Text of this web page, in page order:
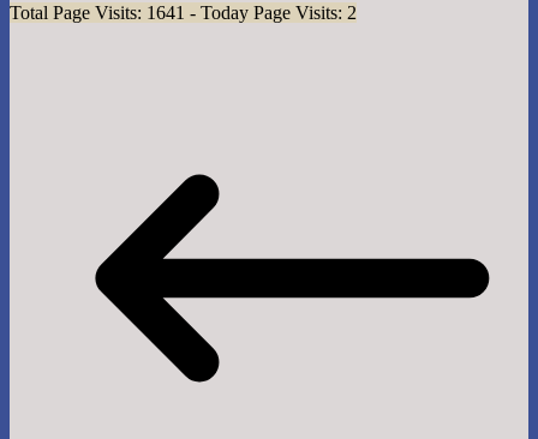
Total Page Visits: 1641 - Today Page Visits: 2